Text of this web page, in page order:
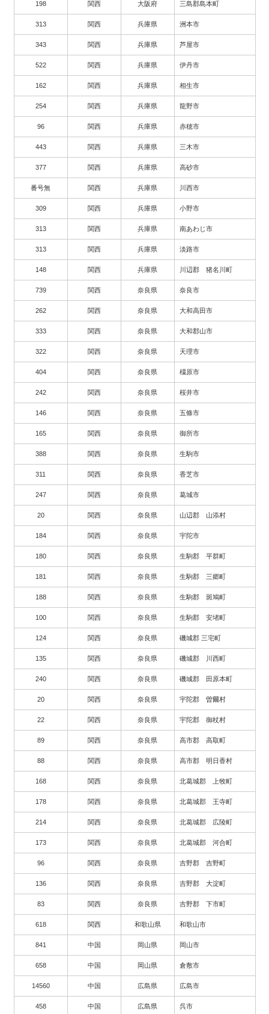
198 関西 大阪府 三島郡島本町
313 関西 兵庫県 洲本市
343 関西 兵庫県 芦屋市
522 関西 兵庫県 伊丹市
162 関西 兵庫県 相生市
254 関西 兵庫県 龍野市
96 関西 兵庫県 赤穂市
443 関西 兵庫県 三木市
377 関西 兵庫県 高砂市
番号無 関西 兵庫県 川西市
309 関西 兵庫県 小野市
313 関西 兵庫県 南あわじ市
313 関西 兵庫県 淡路市
148 関西 兵庫県 川辺郡 猪名川町
739 関西 奈良県 奈良市
262 関西 奈良県 大和高田市
333 関西 奈良県 大和郡山市
322 関西 奈良県 天理市
404 関西 奈良県 橿原市
242 関西 奈良県 桜井市
146 関西 奈良県 五條市
165 関西 奈良県 御所市
388 関西 奈良県 生駒市
311 関西 奈良県 香芝市
247 関西 奈良県 葛城市
20 関西 奈良県 山辺郡 山添村
184 関西 奈良県 宇陀市
180 関西 奈良県 生駒郡 平群町
181 関西 奈良県 生駒郡 三郷町
188 関西 奈良県 生駒郡 斑鳩町
100 関西 奈良県 生駒郡 安堵町
124 関西 奈良県 磯城郡 三宅町
135 関西 奈良県 磯城郡 川西町
240 関西 奈良県 磯城郡 田原本町
20 関西 奈良県 宇陀郡 曽爾村
22 関西 奈良県 宇陀郡 御杖村
89 関西 奈良県 高市郡 高取町
88 関西 奈良県 高市郡 明日香村
168 関西 奈良県 北葛城郡 上牧町
178 関西 奈良県 北葛城郡 王寺町
214 関西 奈良県 北葛城郡 広陵町
173 関西 奈良県 北葛城郡 河合町
96 関西 奈良県 吉野郡 吉野町
136 関西 奈良県 吉野郡 大淀町
83 関西 奈良県 吉野郡 下市町
618 関西 和歌山県 和歌山市
841 中国 岡山県 岡山市
658 中国 岡山県 倉敷市
14560 中国 広島県 広島市
458 中国 広島県 呉市